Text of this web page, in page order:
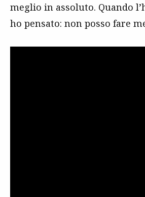
meglio in assoluto. Quando
ho pensato: non posso fare